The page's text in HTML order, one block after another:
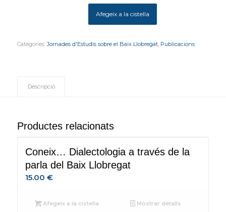
Afegeix a la cistella
Categories:Jornades d'Estudis sobre el Baix Llobregat, Publicacions
Descripció
Productes relacionats
Coneix… Dialectologia a través de la
parla del Baix Llobregat
15.00 €
Afegeix a la cistella Mostrar detalls